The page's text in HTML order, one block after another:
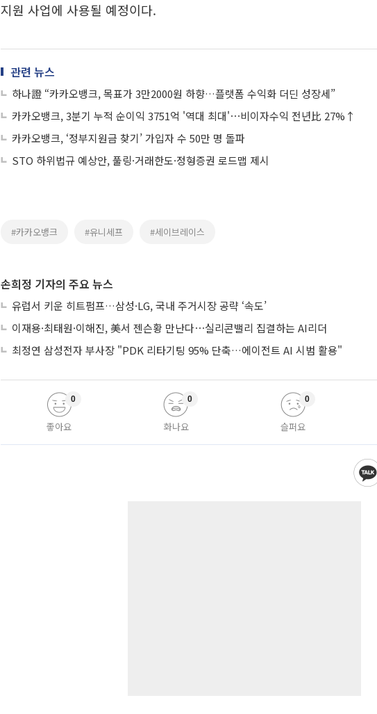
지원 사업에 사용될 예정이다.
관련 뉴스
하나證 “카카오뱅크, 목표가 3만2000원 하향…플랫폼 수익화 더딘 성장세”
카카오뱅크, 3분기 누적 순이익 3751억 '역대 최대'⋯비이자수익 전년比 27%↑
카카오뱅크, ‘정부지원금 찾기’ 가입자 수 50만 명 돌파
STO 하위법규 예상안, 풀링·거래한도·정형증권 로드맵 제시
#카카오뱅크 #유니세프 #세이브레이스
손희정 기자의 주요 뉴스
유럽서 키운 히트펌프…삼성·LG, 국내 주거시장 공략 ‘속도’
이재용·최태원·이해진, 美서 젠슨황 만난다⋯실리콘밸리 집결하는 AI리더
최정연 삼성전자 부사장 "PDK 리타기팅 95% 단축…에이전트 AI 시범 활용"
좋아요
0
화나요
0
슬퍼요
0